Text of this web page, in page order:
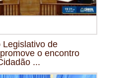
Legislativo de
o encontro
...